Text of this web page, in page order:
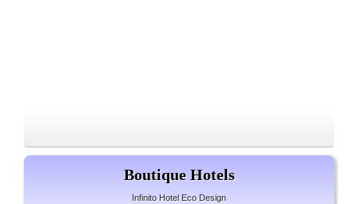
Boutique Hotels
Infinito Hotel Eco Design